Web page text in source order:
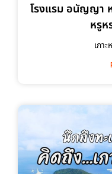
โรงแรม อนัญญา
หรูห
เกา